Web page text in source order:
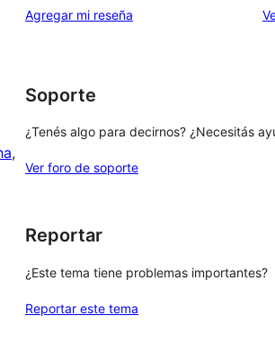
Agregar mi reseña
Soporte
¿Tenés algo para decirnos? ¿Necesitás
Ver foro de soporte
Reportar
¿Este tema tiene problemas importantes?
Reportar este tema